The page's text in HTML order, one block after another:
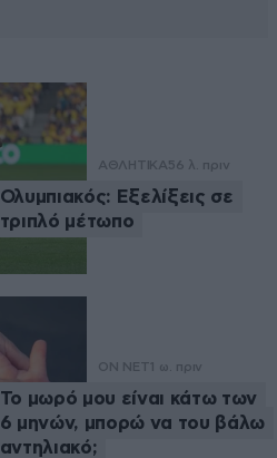
ΑΘΛΗΤΙΚΑ56 λ. πριν
Ολυμπιακός: Εξελίξεις σε
τριπλό μέτωπο
ON NET 1 ω. πριν
Το μωρό μου είναι κάτω των
6 μηνών, μπορώ να του βάλω
αντηλιακό;